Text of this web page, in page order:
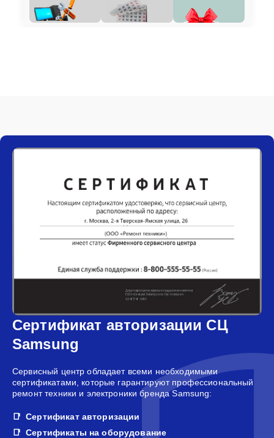
Сертификат авторизации СЦ
Samsung
Сервисный центр обладает всеми необходимыми
сертификатами, которые гарантируют профессиональный
ремонт техники и электроники бренда Samsung:
Сертификат авторизации
Сертификаты на оборудование